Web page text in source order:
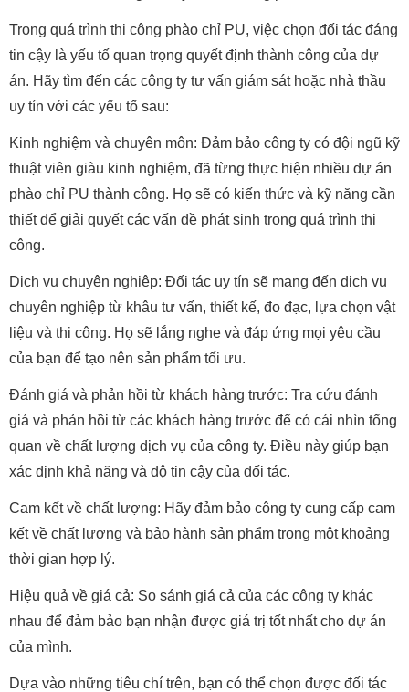
Trong quá trình thi công phào chỉ PU, việc chọn đối tác đáng
tin cậy là yếu tố quan trọng quyết định thành công của dự
án. Hãy tìm đến các công ty tư vấn giám sát hoặc nhà thầu
uy tín với các yếu tố sau:
Kinh nghiệm và chuyên môn: Đảm bảo công ty có đội ngũ kỹ
thuật viên giàu kinh nghiệm, đã từng thực hiện nhiều dự án
phào chỉ PU thành công. Họ sẽ có kiến thức và kỹ năng cần
thiết để giải quyết các vấn đề phát sinh trong quá trình thi
công.
Dịch vụ chuyên nghiệp: Đối tác uy tín sẽ mang đến dịch vụ
chuyên nghiệp từ khâu tư vấn, thiết kế, đo đạc, lựa chọn vật
liệu và thi công. Họ sẽ lắng nghe và đáp ứng mọi yêu cầu
của bạn để tạo nên sản phẩm tối ưu.
Đánh giá và phản hồi từ khách hàng trước: Tra cứu đánh
giá và phản hồi từ các khách hàng trước để có cái nhìn tổng
quan về chất lượng dịch vụ của công ty. Điều này giúp bạn
xác định khả năng và độ tin cậy của đối tác.
Cam kết về chất lượng: Hãy đảm bảo công ty cung cấp cam
kết về chất lượng và bảo hành sản phẩm trong một khoảng
thời gian hợp lý.
Hiệu quả về giá cả: So sánh giá cả của các công ty khác
nhau để đảm bảo bạn nhận được giá trị tốt nhất cho dự án
của mình.
Dựa vào những tiêu chí trên, bạn có thể chọn được đối tác